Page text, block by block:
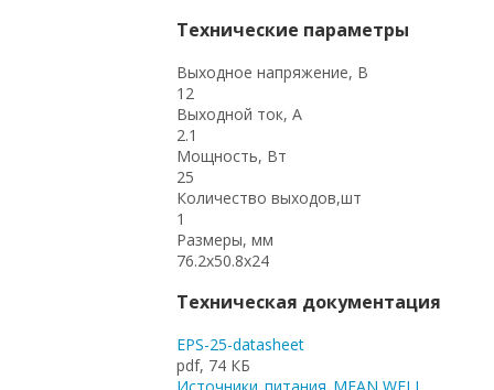
Технические параметры
Выходное напряжение, В
12
Выходной ток, А
2.1
Мощность, Вт
25
Количество выходов,шт
1
Размеры, мм
76.2x50.8x24
Техническая документация
EPS-25-datasheet
pdf, 74 КБ